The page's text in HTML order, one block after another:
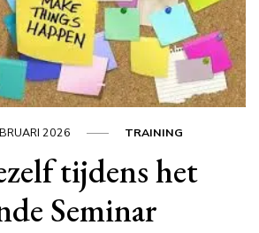
2026 TRAINING
tijdens het
Seminar